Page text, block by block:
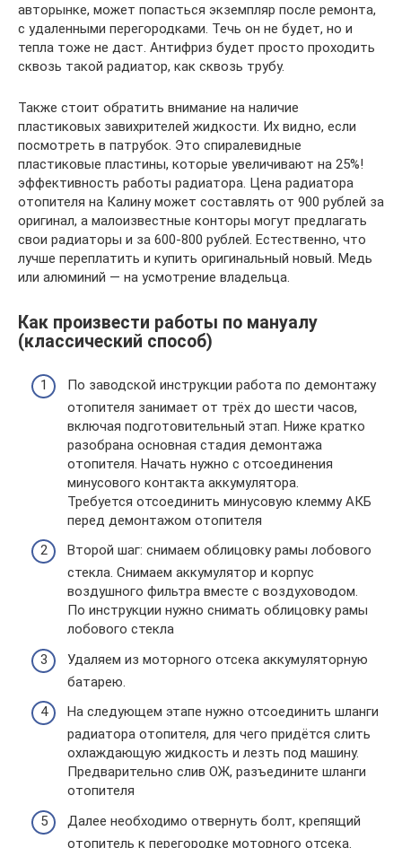
авторынке, может попасться экземпляр после ремонта,
с удаленными перегородками. Течь он не будет, но и
тепла тоже не даст. Антифриз будет просто проходить
сквозь такой радиатор, как сквозь трубу.
Также стоит обратить внимание на наличие
пластиковых завихрителей жидкости. Их видно, если
посмотреть в патрубок. Это спиралевидные
пластиковые пластины, которые увеличивают на 25%!
эффективность работы радиатора. Цена радиатора
отопителя на Калину может составлять от 900 рублей за
оригинал, а малоизвестные конторы могут предлагать
свои радиаторы и за 600-800 рублей. Естественно, что
лучше переплатить и купить оригинальный новый. Медь
или алюминий — на усмотрение владельца.
Как произвести работы по мануалу
(классический способ)
По заводской инструкции работа по демонтажу
отопителя занимает от трёх до шести часов,
включая подготовительный этап. Ниже кратко
разобрана основная стадия демонтажа
отопителя. Начать нужно с отсоединения
минусового контакта аккумулятора.
Требуется отсоединить минусовую клемму АКБ
перед демонтажом отопителя
Второй шаг: снимаем облицовку рамы лобового
стекла. Снимаем аккумулятор и корпус
воздушного фильтра вместе с воздуховодом.
По инструкции нужно снимать облицовку рамы
лобового стекла
Удаляем из моторного отсека аккумуляторную
батарею.
На следующем этапе нужно отсоединить шланги
радиатора отопителя, для чего придётся слить
охлаждающую жидкость и лезть под машину.
Предварительно слив ОЖ, разъедините шланги
отопителя
Далее необходимо отвернуть болт, крепящий
отопитель к перегородке моторного отсека.